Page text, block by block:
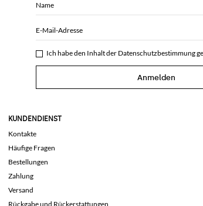
Name
E-Mail-Adresse
Ich habe den Inhalt der Datenschutzbestimmung
Anmelden
KUNDENDIENST
Kontakte
Häufige Fragen
Bestellungen
Zahlung
Versand
Rückgabe und Rückerstattungen